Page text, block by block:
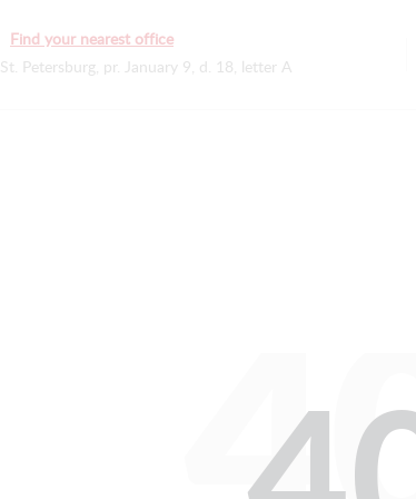
Find your nearest office
St. Petersburg, pr. January 9, d. 18, letter A